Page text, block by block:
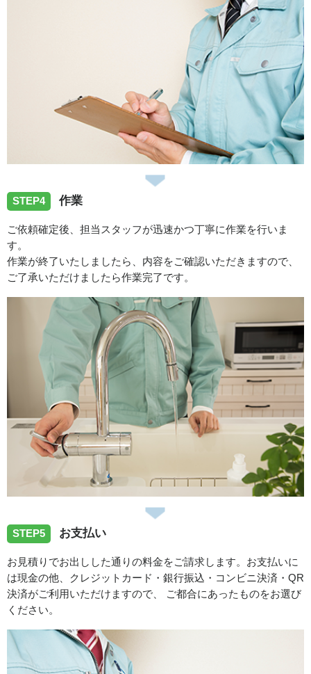
スタッフの修理報告や事例の一覧はこちら
STEP4 作業
ご依頼確定後、担当スタッフが迅速かつ丁寧に作業を行いま
す。
作業が終了いたしましたら、内容をご確認いただきますので、
ご了承いただけましたら作業完了です。
STEP5 お支払い
お見積りでお出しした通りの料金をご請求します。お支払いに
は現金の他、クレジットカード・銀行振込・コンビニ決済・QR
決済がご利用いただけますので、 ご都合にあったものをお選び
ください。